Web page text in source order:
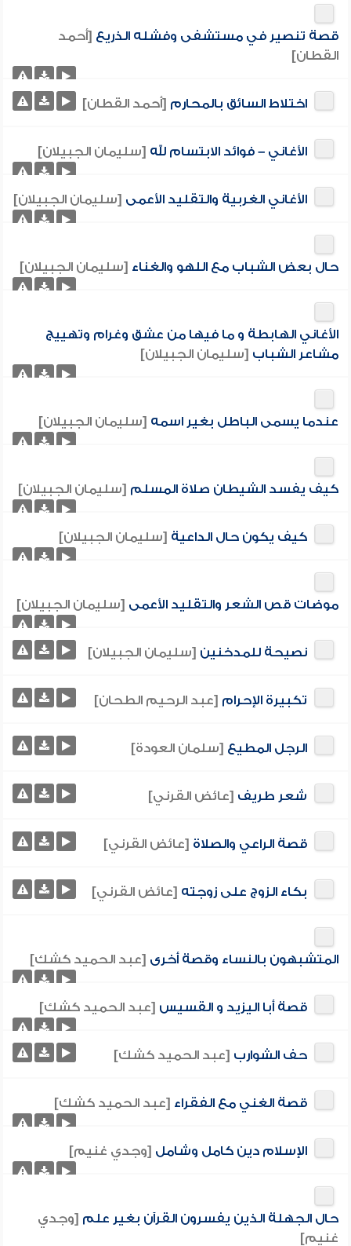
قصة تنصير في مستشفى وفشله الذريع [أحمد
القطان]
اختلاط السائق بالمحارم [أحمد القطان]
الأغاني – فوائد الابتسام لله [سليمان الجبيلان]
الأغاني الغربية والتقليد الأعمى [سليمان الجبيلان]
حال بعض الشباب مع اللهو والغناء [سليمان الجبيلان]
الأغاني الهابطة و ما فيها من عشق وغرام وتهييج
مشاعر الشباب [سليمان الجبيلان]
عندما يسمى الباطل بغير اسمه [سليمان الجبيلان]
كيف يفسد الشيطان صلاة المسلم [سليمان الجبيلان]
كيف يكون حال الداعية [سليمان الجبيلان]
موضات قص الشعر والتقليد الأعمى [سليمان الجبيلان]
نصيحة للمدخنين [سليمان الجبيلان]
تكبيرة الإحرام [عبد الرحيم الطحان]
الرجل المطيع [سلمان العودة]
شعر طريف [عائض القرني]
قصة الراعي والصلاة [عائض القرني]
بكاء الزوج على زوجته [عائض القرني]
المتشبهون بالنساء وقصة أخرى [عبد الحميد كشك]
قصة أبا اليزيد و القسيس [عبد الحميد كشك]
حف الشوارب [عبد الحميد كشك]
قصة الغني مع الفقراء [عبد الحميد كشك]
الإسلام دين كامل وشامل [وجدي غنيم]
حال الجهلة الذين يفسرون القرآن بغير علم [وجدي
غنيم]